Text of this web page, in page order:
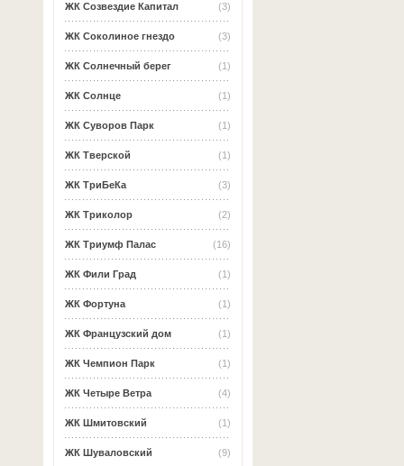
(3)
ЖК Созвездие Капитал
(3)
ЖК Соколиное гнездо
(1)
ЖК Солнечный берег
(1)
ЖК Солнце
(1)
ЖК Суворов Парк
(1)
ЖК Тверской
(3)
ЖК ТриБеКа
(2)
ЖК Триколор
(16)
ЖК Триумф Палас
(1)
ЖК Фили Град
(1)
ЖК Фортуна
(1)
ЖК Французский дом
(1)
ЖК Чемпион Парк
(4)
ЖК Четыре Ветра
(1)
ЖК Шмитовский
(9)
ЖК Шуваловский